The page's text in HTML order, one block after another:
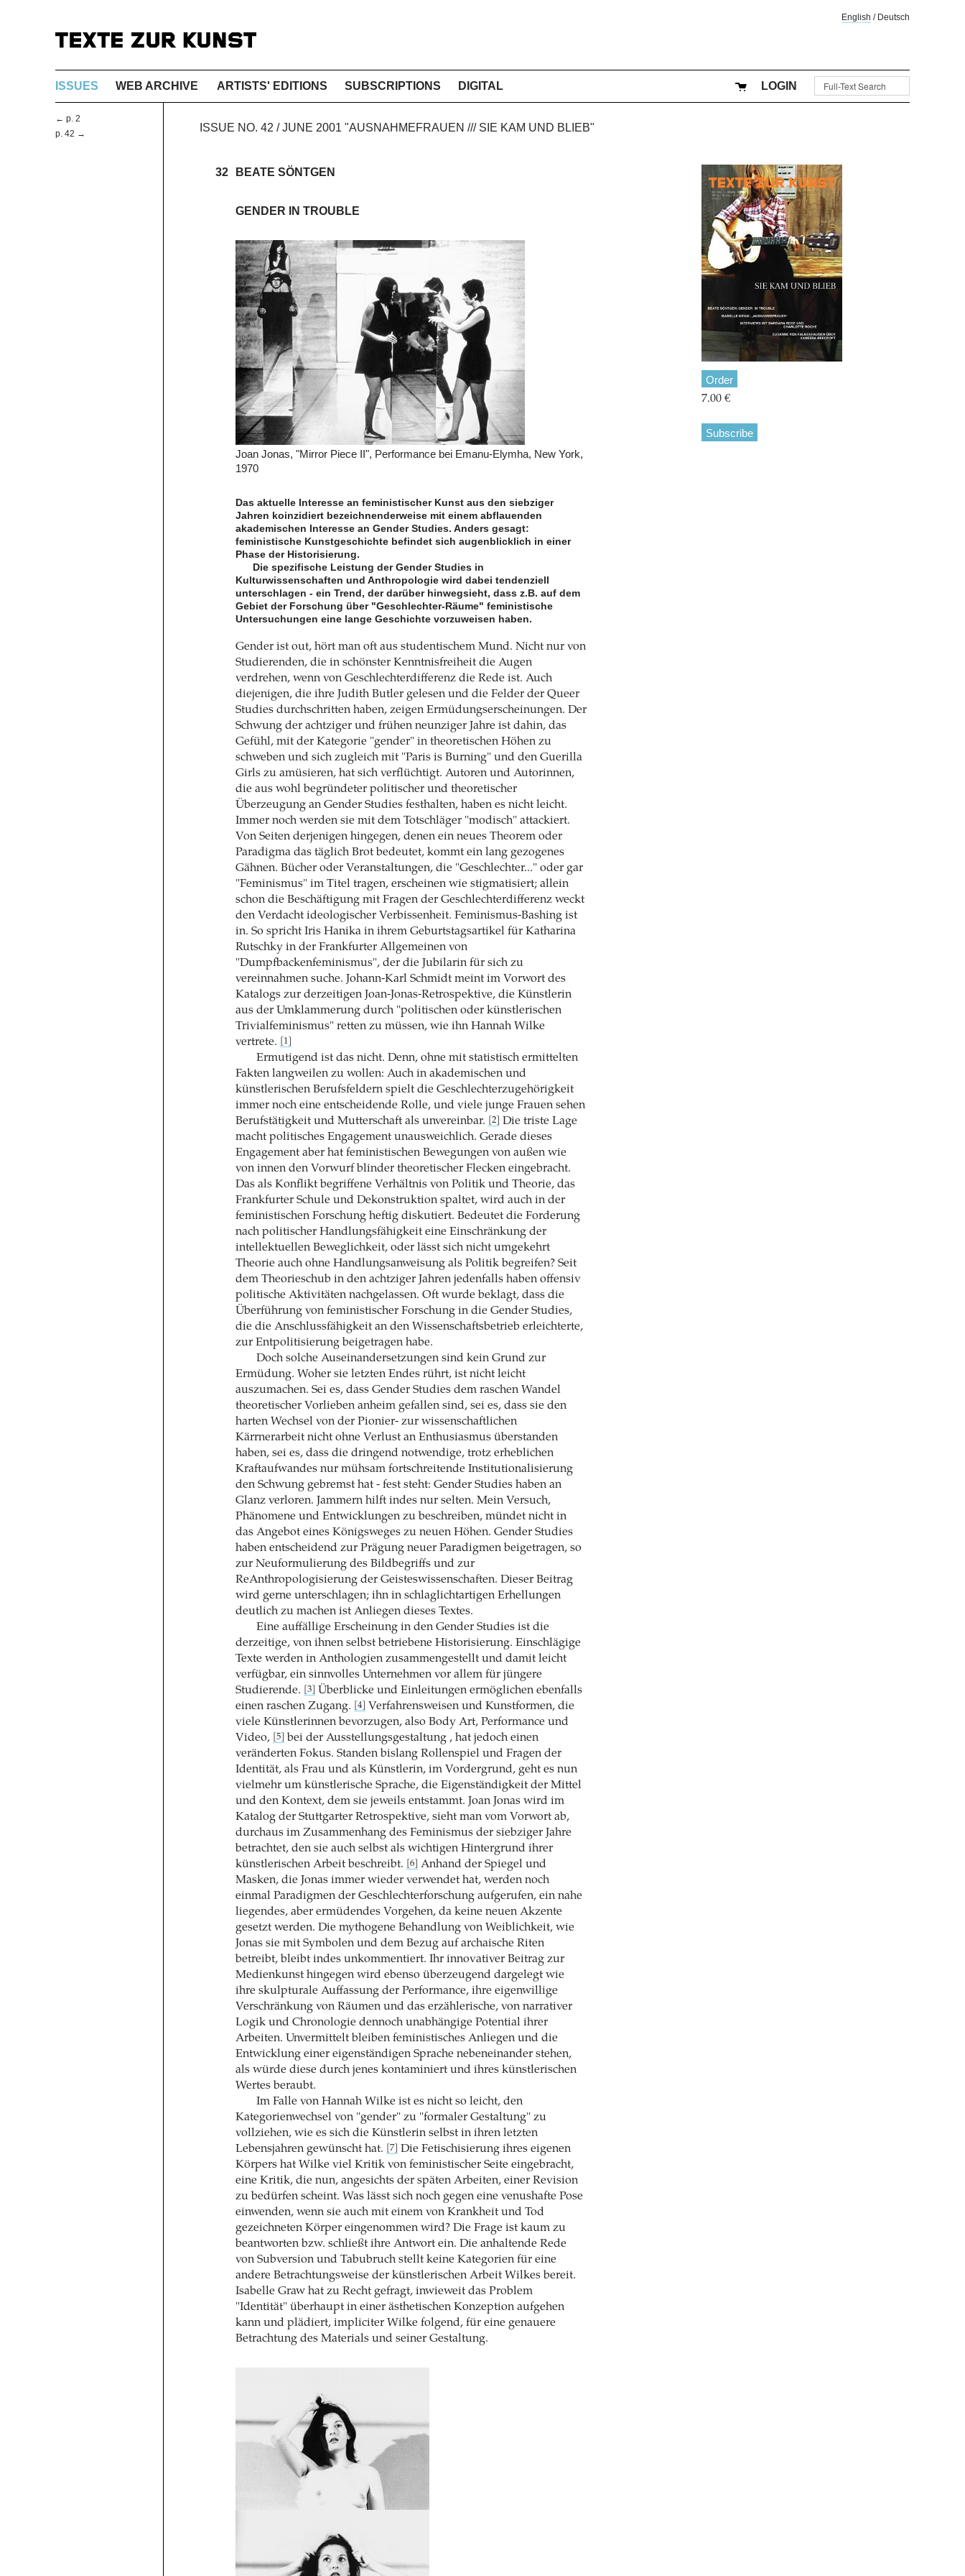
English / Deutsch
ISSUES WEB ARCHIVE ARTISTS' EDITIONS SUBSCRIPTIONS DIGITAL LOGIN
← p. 2
p. 42 →
ISSUE NO. 42 / JUNE 2001 "AUSNAHMEFRAUEN /// SIE KAM UND BLIEB"
32 BEATE SÖNTGEN
GENDER IN TROUBLE
Joan Jonas, "Mirror Piece II", Performance bei Emanu-Elymha, New York,
1970
Das aktuelle Interesse an feministischer Kunst aus den siebziger
Jahren koinzidiert bezeichnenderweise mit einem abflauenden
akademischen Interesse an Gender Studies. Anders gesagt:
feministische Kunstgeschichte befindet sich augenblicklich in einer
Phase der Historisierung.
Die spezifische Leistung der Gender Studies in
Kulturwissenschaften und Anthropologie wird dabei tendenziell
unterschlagen - ein Trend, der darüber hinwegsieht, dass z.B. auf dem
Gebiet der Forschung über "Geschlechter-Räume" feministische
Untersuchungen eine lange Geschichte vorzuweisen haben.
Gender ist out, hört man oft aus studentischem Mund. Nicht nur von
Studierenden, die in schönster Kenntnisfreiheit die Augen
verdrehen, wenn von Geschlechterdifferenz die Rede ist. Auch
diejenigen, die ihre Judith Butler gelesen und die Felder der Queer
Studies durchschritten haben, zeigen Ermüdungserscheinungen. Der
Schwung der achtziger und frühen neunziger Jahre ist dahin, das
Gefühl, mit der Kategorie "gender" in theoretischen Höhen zu
schweben und sich zugleich mit "Paris is Burning" und den Guerilla
Girls zu amüsieren, hat sich verflüchtigt. Autoren und Autorinnen,
die aus wohl begründeter politischer und theoretischer
Überzeugung an Gender Studies festhalten, haben es nicht leicht.
Immer noch werden sie mit dem Totschläger "modisch" attackiert.
Von Seiten derjenigen hingegen, denen ein neues Theorem oder
Paradigma das täglich Brot bedeutet, kommt ein lang gezogenes
Gähnen. Bücher oder Veranstaltungen, die "Geschlechter..." oder gar
"Feminismus" im Titel tragen, erscheinen wie stigmatisiert; allein
schon die Beschäftigung mit Fragen der Geschlechterdifferenz weckt
den Verdacht ideologischer Verbissenheit. Feminismus-Bashing ist
in. So spricht Iris Hanika in ihrem Geburtstagsartikel für Katharina
Rutschky in der Frankfurter Allgemeinen von
"Dumpfbackenfeminismus", der die Jubilarin für sich zu
vereinnahmen suche. Johann-Karl Schmidt meint im Vorwort des
Katalogs zur derzeitigen Joan-Jonas-Retrospektive, die Künstlerin
aus der Umklammerung durch "politischen oder künstlerischen
Trivialfeminismus" retten zu müssen, wie ihn Hannah Wilke
vertrete.
[1]
Ermutigend ist das nicht. Denn, ohne mit statistisch ermittelten
Fakten langweilen zu wollen: Auch in akademischen und
künstlerischen Berufsfeldern spielt die Geschlechterzugehörigkeit
immer noch eine entscheidende Rolle, und viele junge Frauen sehen
Berufstätigkeit und Mutterschaft als unvereinbar.
[2]
Die triste Lage
macht politisches Engagement unausweichlich. Gerade dieses
Engagement aber hat feministischen Bewegungen von außen wie
von innen den Vorwurf blinder theoretischer Flecken eingebracht.
Das als Konflikt begriffene Verhältnis von Politik und Theorie, das
Frankfurter Schule und Dekonstruktion spaltet, wird auch in der
feministischen Forschung heftig diskutiert. Bedeutet die Forderung
nach politischer Handlungsfähigkeit eine Einschränkung der
intellektuellen Beweglichkeit, oder lässt sich nicht umgekehrt
Theorie auch ohne Handlungsanweisung als Politik begreifen? Seit
dem Theorieschub in den achtziger Jahren jedenfalls haben offensiv
politische Aktivitäten nachgelassen. Oft wurde beklagt, dass die
Überführung von feministischer Forschung in die Gender Studies,
die die Anschlussfähigkeit an den Wissenschaftsbetrieb erleichterte,
zur Entpolitisierung beigetragen habe.
Doch solche Auseinandersetzungen sind kein Grund zur
Ermüdung. Woher sie letzten Endes rührt, ist nicht leicht
auszumachen. Sei es, dass Gender Studies dem raschen Wandel
theoretischer Vorlieben anheim gefallen sind, sei es, dass sie den
harten Wechsel von der Pionier- zur wissenschaftlichen
Kärrnerarbeit nicht ohne Verlust an Enthusiasmus überstanden
haben, sei es, dass die dringend notwendige, trotz erheblichen
Kraftaufwandes nur mühsam fortschreitende Institutionalisierung
den Schwung gebremst hat - fest steht: Gender Studies haben an
Glanz verloren. Jammern hilft indes nur selten. Mein Versuch,
Phänomene und Entwicklungen zu beschreiben, mündet nicht in
das Angebot eines Königsweges zu neuen Höhen. Gender Studies
haben entscheidend zur Prägung neuer Paradigmen beigetragen, so
zur Neuformulierung des Bildbegriffs und zur
ReAnthropologisierung der Geisteswissenschaften. Dieser Beitrag
wird gerne unterschlagen; ihn in schlaglichtartigen Erhellungen
deutlich zu machen ist Anliegen dieses Textes.
Eine auffällige Erscheinung in den Gender Studies ist die
derzeitige, von ihnen selbst betriebene Historisierung. Einschlägige
Texte werden in Anthologien zusammengestellt und damit leicht
verfügbar, ein sinnvolles Unternehmen vor allem für jüngere
Studierende.
[3]
Überblicke und Einleitungen ermöglichen ebenfalls
einen raschen Zugang.
[4]
Verfahrensweisen und Kunstformen, die
viele Künstlerinnen bevorzugen, also Body Art, Performance und
Video,
[5]
bei der Ausstellungsgestaltung , hat jedoch einen
veränderten Fokus. Standen bislang Rollenspiel und Fragen der
Identität, als Frau und als Künstlerin, im Vordergrund, geht es nun
vielmehr um künstlerische Sprache, die Eigenständigkeit der Mittel
und den Kontext, dem sie jeweils entstammt. Joan Jonas wird im
Katalog der Stuttgarter Retrospektive, sieht man vom Vorwort ab,
durchaus im Zusammenhang des Feminismus der siebziger Jahre
betrachtet, den sie auch selbst als wichtigen Hintergrund ihrer
künstlerischen Arbeit beschreibt.
[6]
Anhand der Spiegel und
Masken, die Jonas immer wieder verwendet hat, werden noch
einmal Paradigmen der Geschlechterforschung aufgerufen, ein nahe
liegendes, aber ermüdendes Vorgehen, da keine neuen Akzente
gesetzt werden. Die mythogene Behandlung von Weiblichkeit, wie
Jonas sie mit Symbolen und dem Bezug auf archaische Riten
betreibt, bleibt indes unkommentiert. Ihr innovativer Beitrag zur
Medienkunst hingegen wird ebenso überzeugend dargelegt wie
ihre skulpturale Auffassung der Performance, ihre eigenwillige
Verschränkung von Räumen und das erzählerische, von narrativer
Logik und Chronologie dennoch unabhängige Potential ihrer
Arbeiten. Unvermittelt bleiben feministisches Anliegen und die
Entwicklung einer eigenständigen Sprache nebeneinander stehen,
als würde diese durch jenes kontaminiert und ihres künstlerischen
Wertes beraubt.
Im Falle von Hannah Wilke ist es nicht so leicht, den
Kategorienwechsel von "gender" zu "formaler Gestaltung" zu
vollziehen, wie es sich die Künstlerin selbst in ihren letzten
Lebensjahren gewünscht hat.
[7]
Die Fetischisierung ihres eigenen
Körpers hat Wilke viel Kritik von feministischer Seite eingebracht,
eine Kritik, die nun, angesichts der späten Arbeiten, einer Revision
zu bedürfen scheint. Was lässt sich noch gegen eine venushafte Pose
einwenden, wenn sie auch mit einem von Krankheit und Tod
gezeichneten Körper eingenommen wird? Die Frage ist kaum zu
beantworten bzw. schließt ihre Antwort ein. Die anhaltende Rede
von Subversion und Tabubruch stellt keine Kategorien für eine
andere Betrachtungsweise der künstlerischen Arbeit Wilkes bereit.
Isabelle Graw hat zu Recht gefragt, inwieweit das Problem
"Identität" überhaupt in einer ästhetischen Konzeption aufgehen
kann und plädiert, impliciter Wilke folgend, für eine genauere
Betrachtung des Materials und seiner Gestaltung.
Order
7.00 €
Subscribe